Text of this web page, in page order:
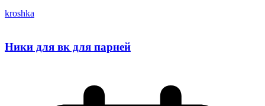
kroshka
Ники для вк для парней